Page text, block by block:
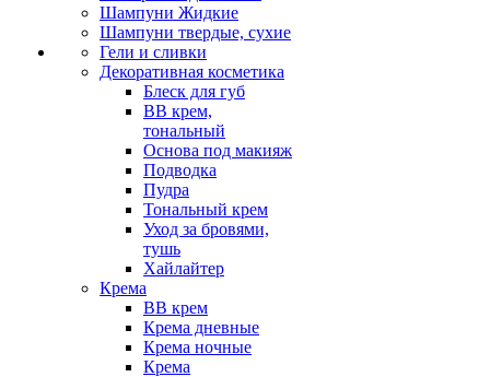
Шампуни Жидкие
Шампуни твердые, сухие
Гели и сливки
Декоративная косметика
Блеск для губ
ВВ крем,
тональный
Основа под макияж
Подводка
Пудра
Тональный крем
Уход за бровями,
тушь
Хайлайтер
Крема
ВВ крем
Крема дневные
Крема ночные
Крема